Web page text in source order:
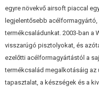
A nagy teljesítményű, kétsoros
változat, ahol a fegyvert sűrített
lehetséges, hogy a teljes
csúszka élesen hátrafelé
fegyver csúszka valósághű
után a csúszka a hátsó
bomba tárral is működni, amit a
egyre növekvő airsoft piaccal
legjelentősebb
termékcsaládunkat. 2003-ban a
visszarúgó pisztolyokat, és
ezelőtti acélformagyártástól a
termékcsalád megalkotásáig az
tapasztalat, a készségek és a